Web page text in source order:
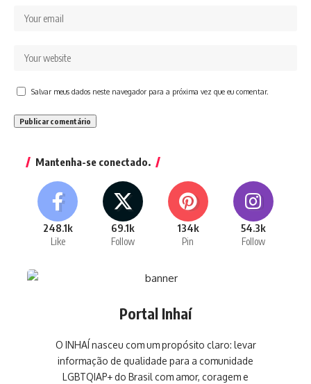
Salvar meus dados neste navegador para a próxima vez que eu comentar.
Mantenha-se conectado.
248.1k
Like
69.1k
Follow
134k
Pin
54.3k
Follow
Portal Inhaí
O INHAÍ nasceu com um propósito claro: levar
informação de qualidade para a comunidade
LGBTQIAP+ do Brasil com amor, coragem e